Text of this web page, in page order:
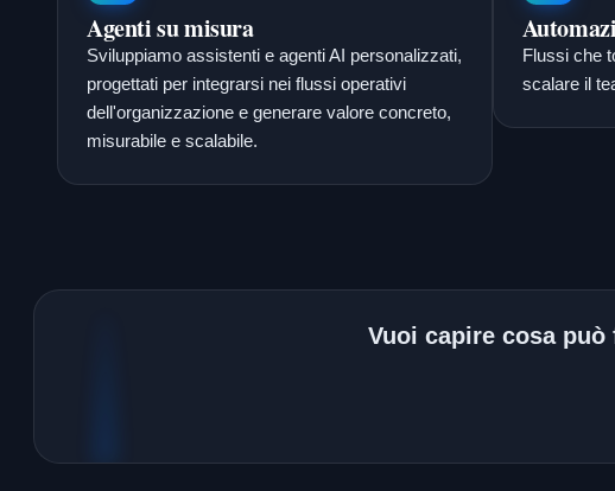
Agenti su misura
Sviluppiamo assistenti e agenti AI personalizzati,
progettati per integrarsi nei flussi operativi
dell'organizzazione e generare valore concreto,
misurabile e scalabile.
Flussi che
scalare il
Vuoi capire cosa